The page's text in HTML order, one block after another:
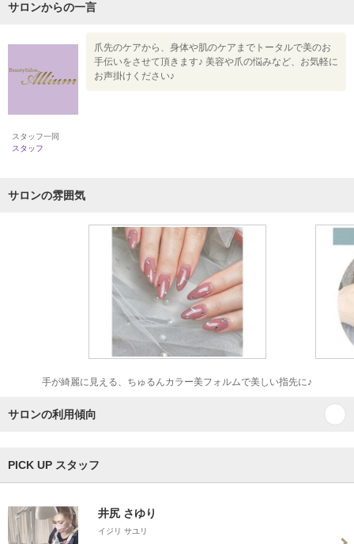
サロンからの一言
スタッフ一同
スタッフ
爪先のケアから、身体や肌のケアまでトータルで美のお
手伝いをさせて頂きます♪ 美容や爪の悩みなど、お気軽に
お声掛けください♪
サロンの雰囲気
手が綺麗に見える、ちゅるんカラー美フォルムで美しい指先に♪
サロンの利用傾向
PICK UP スタッフ
井尻 さゆり
イジリ サユリ